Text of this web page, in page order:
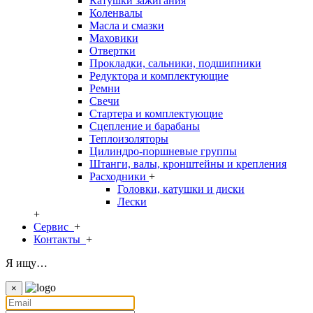
Коленвалы
Масла и смазки
Маховики
Отвертки
Прокладки, сальники, подшипники
Редуктора и комплектующие
Ремни
Свечи
Стартера и комплектующие
Сцепление и барабаны
Теплоизоляторы
Цилиндро-поршневые группы
Штанги, валы, кронштейны и крепления
Расходники +
Головки, катушки и диски
Лески
+
Сервис +
Контакты +
Я ищу…
×